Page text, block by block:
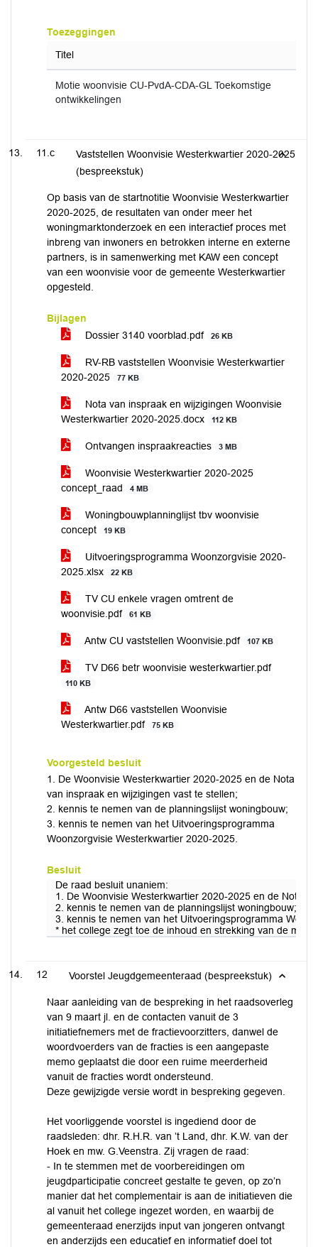
Toezeggingen
Titel
Motie woonvisie CU-PvdA-CDA-GL Toekomstige
ontwikkelingen
11.c
Vaststellen Woonvisie Westerkwartier 2020-2025
(bespreekstuk)
Op basis van de startnotitie Woonvisie Westerkwartier
2020-2025, de resultaten van onder meer het
woningmarktonderzoek en een interactief proces met
inbreng van inwoners en betrokken interne en externe
partners, is in samenwerking met KAW een concept
van een woonvisie voor de gemeente Westerkwartier
opgesteld.
Bijlagen
Dossier 3140 voorblad.pdf
26 KB
RV-RB vaststellen Woonvisie Westerkwartier
2020-2025
77 KB
Nota van inspraak en wijzigingen Woonvisie
Westerkwartier 2020-2025.docx
112 KB
Ontvangen inspraakreacties 3 MB
Woonvisie Westerkwartier 2020-2025
concept_raad
4 MB
Woningbouwplanninglijst tbv woonvisie
concept
19 KB
Uitvoeringsprogramma Woonzorgvisie 2020-
2025.xlsx
22 KB
TV CU enkele vragen omtrent de
woonvisie.pdf
61 KB
Antw CU vaststellen Woonvisie.pdf 107 KB
TV D66 betr woonvisie westerkwartier.pdf
110 KB
Antw D66 vaststellen Woonvisie
Westerkwartier.pdf
75 KB
Voorgesteld besluit
1. De Woonvisie Westerkwartier 2020-2025 en de Nota
van inspraak en wijzigingen vast te stellen;
2. kennis te nemen van de planningslijst woningbouw;
3. kennis te nemen van het Uitvoeringsprogramma
Woonzorgvisie Westerkwartier 2020-2025.
Besluit
De raad besluit unaniem:
1. De Woonvisie Westerkwartier 2020-2025 en de Nota
2. kennis te nemen van de planningslijst woningbouw;
3. kennis te nemen van het Uitvoeringsprogramma
* het college zegt toe de inhoud en strekking van de
12 Voorstel Jeugdgemeenteraad (bespreekstuk)
Naar aanleiding van de bespreking in het raadsoverleg
van 9 maart jl. en de contacten vanuit de 3
initiatiefnemers met de fractievoorzitters, danwel de
woordvoerders van de fracties is een aangepaste
memo geplaatst die door een ruime meerderheid
vanuit de fracties wordt ondersteund.
Deze gewijzigde versie wordt in bespreking gegeven.
Het voorliggende voorstel is ingediend door de
raadsleden: dhr. R.H.R. van ’t Land, dhr. K.W. van der
Hoek en mw. G.Veenstra. Zij vragen de raad:
- In te stemmen met de voorbereidingen om
jeugdparticipatie concreet gestalte te geven, op zo’n
manier dat het complementair is aan de initiatieven die
al vanuit het college ingezet worden, en waarbij de
gemeenteraad enerzijds input van jongeren ontvangt
en anderzijds een educatief en informatief doel tot